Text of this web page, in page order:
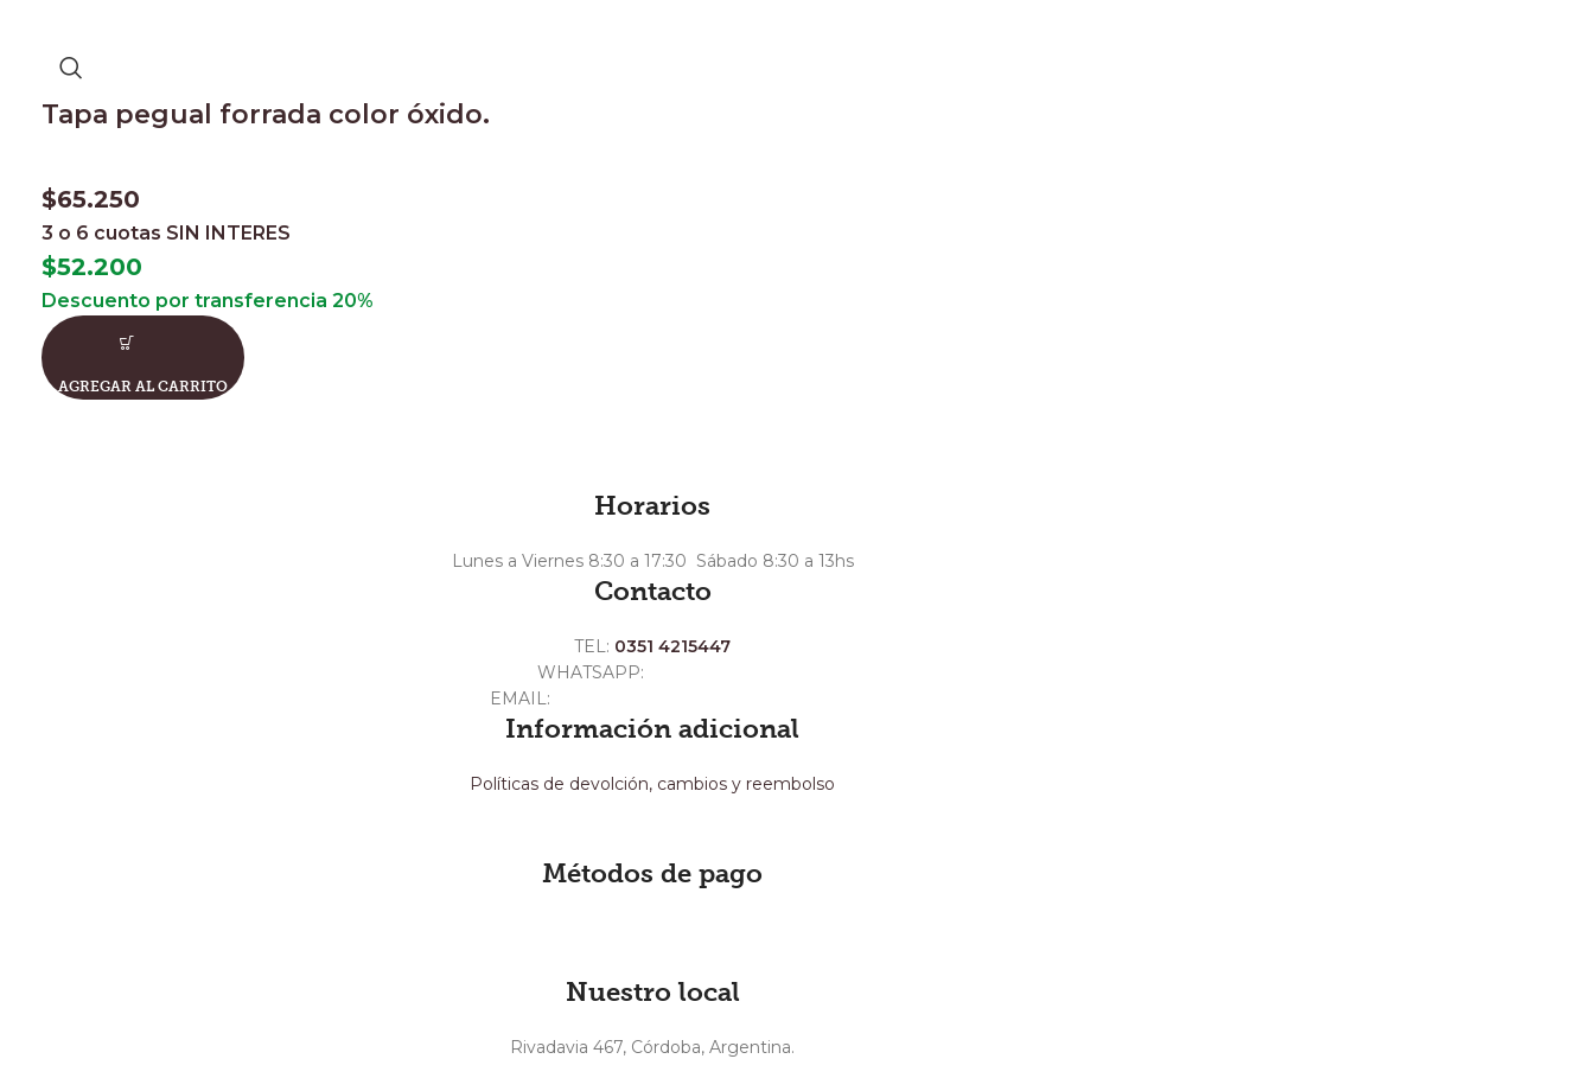
Tapa pegual forrada color óxido.
$65.250
3 o 6 cuotas SIN INTERES
$52.200
Descuento por transferencia 20%
AGREGAR AL CARRITO
Horarios
Lunes a Viernes 8:30 a 17:30 Sábado 8:30 a 13hs
Contacto
TEL: 0351 4215447
WHATSAPP:
EMAIL:
Información adicional
Políticas de devolción, cambios y reembolso
Métodos de pago
Nuestro local
Rivadavia 467, Córdoba, Argentina.